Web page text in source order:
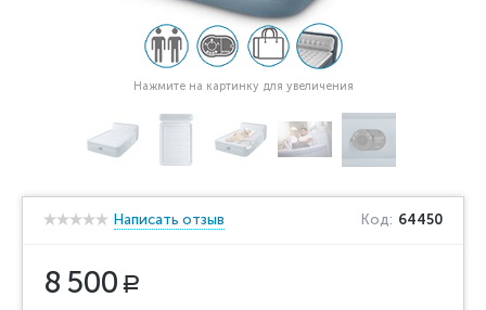
Нажмите на картинку для увеличения
Написать отзыв Код: 64450
8 500 Р